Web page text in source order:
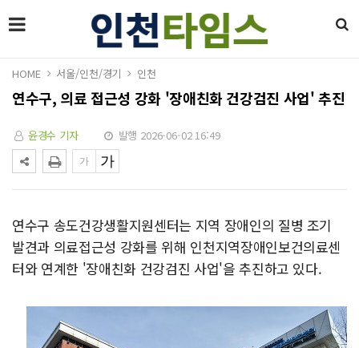
HOME 서울/인천/경기 인천
연수구, 의료 접근성 강화 '장애친화 건강검진 사업' 추진
윤경수 기자 발행 2026-06-02 16:49
연수구 송도건강생활지원센터는 지역 장애인의 질병 조기
발견과 의료접근성 강화를 위해 인천지역장애인보건의료센
터와 연계한 '장애친화 건강검진 사업'을 추진하고 있다.